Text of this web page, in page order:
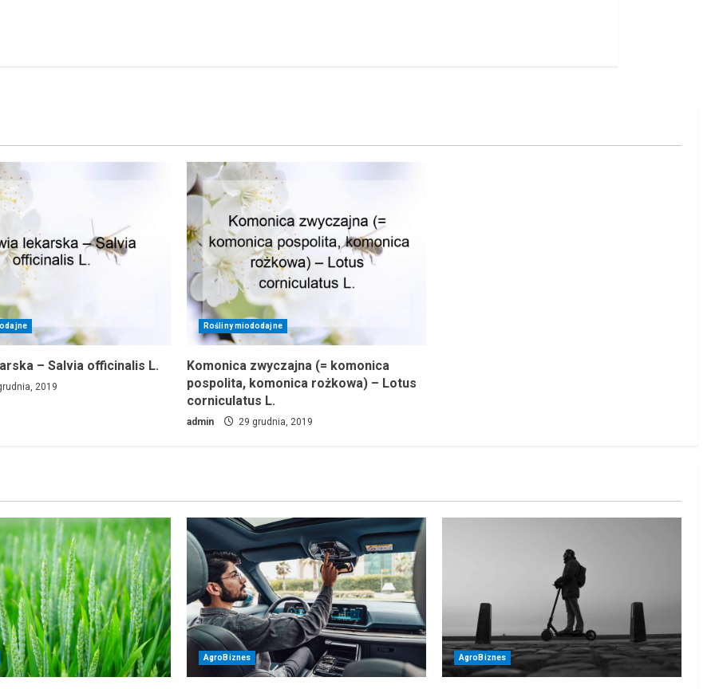
– Salvia officinalis L.
2019
Rośliny miododajne
Komonica zwyczajna (= komonica
pospolita, komonica rożkowa) – Lotus
corniculatus L.
admin 29 grudnia, 2019
AgroBiznes AgroBiznes